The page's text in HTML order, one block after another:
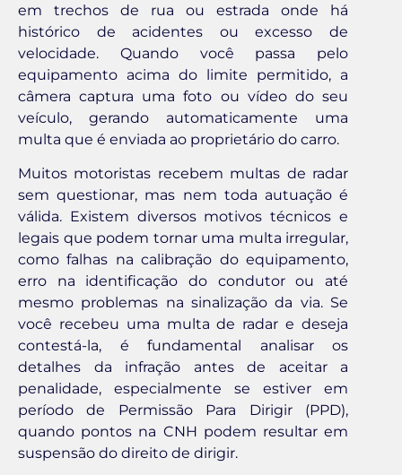
em trechos de rua ou estrada onde há
histórico de acidentes ou excesso de
velocidade. Quando você passa pelo
equipamento acima do limite permitido, a
câmera captura uma foto ou vídeo do seu
veículo, gerando automaticamente uma
multa que é enviada ao proprietário do carro.
Muitos motoristas recebem multas de radar
sem questionar, mas nem toda autuação é
válida. Existem diversos motivos técnicos e
legais que podem tornar uma multa irregular,
como falhas na calibração do equipamento,
erro na identificação do condutor ou até
mesmo problemas na sinalização da via. Se
você recebeu uma multa de radar e deseja
contestá-la, é fundamental analisar os
detalhes da infração antes de aceitar a
penalidade, especialmente se estiver em
período de Permissão Para Dirigir (PPD),
quando pontos na CNH podem resultar em
suspensão do direito de dirigir.